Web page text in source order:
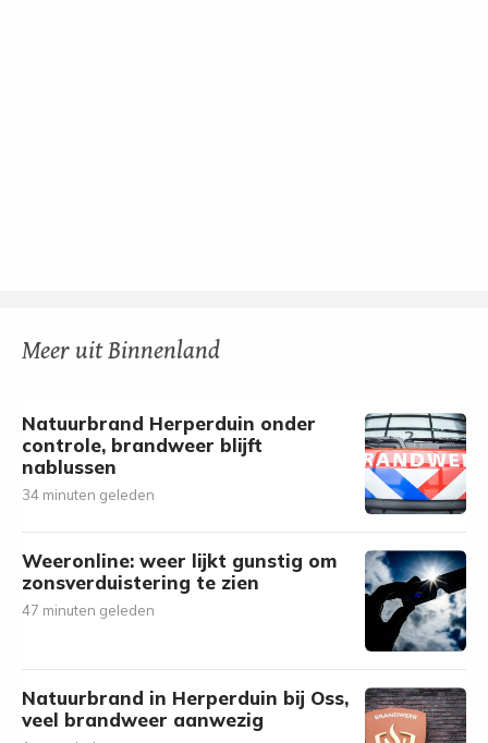
Meer uit Binnenland
Natuurbrand Herperduin onder
controle, brandweer blijft
nablussen
34 minuten geleden
Weeronline: weer lijkt gunstig om
zonsverduistering te zien
47 minuten geleden
Natuurbrand in Herperduin bij Oss,
veel brandweer aanwezig